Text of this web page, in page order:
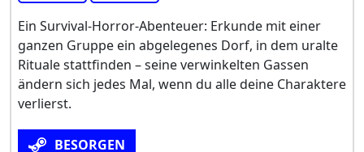
Ein Survival-Horror-Abenteuer: Erkunde mit einer
ganzen Gruppe ein abgelegenes Dorf, in dem uralte
Rituale stattfinden – seine verwinkelten Gassen
ändern sich jedes Mal, wenn du alle deine Charaktere
verlierst.
BESORGEN